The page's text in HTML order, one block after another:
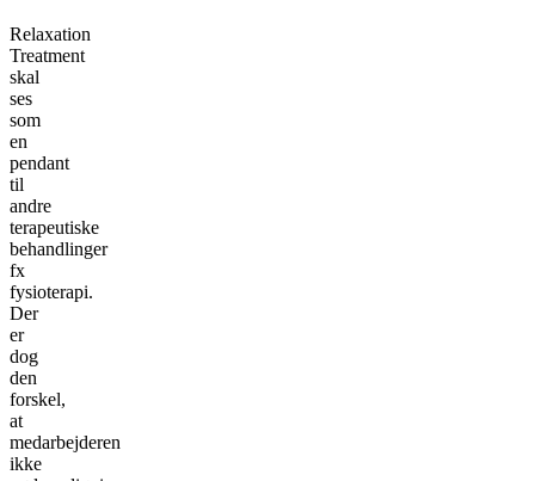
Relaxation
Treatment
skal
ses
som
en
pendant
til
andre
terapeutiske
behandlinger
fx
fysioterapi.
Der
er
dog
den
forskel,
at
medarbejderen
ikke